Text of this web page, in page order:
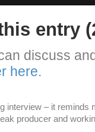
entry
discuss
here.
interview – it reminds
producer and